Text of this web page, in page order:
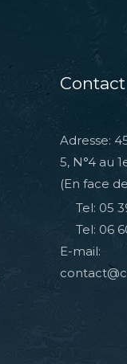
Contact
Adresse:
5, N°4 au
(En face
Tel: 05
Tel: 06
E-mail: